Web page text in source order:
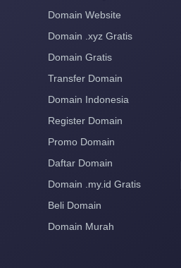
Domain Website
Domain .xyz Gratis
Domain Gratis
Transfer Domain
Domain Indonesia
Register Domain
Promo Domain
Daftar Domain
Domain .my.id Gratis
Beli Domain
Domain Murah